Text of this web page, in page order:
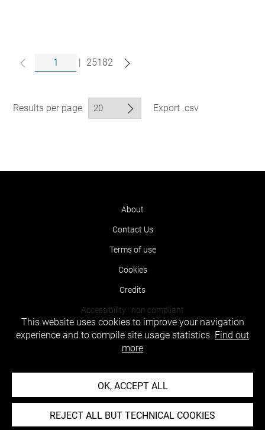
| 25182
Results per page Export .csv
About
Contact Us
Terms of use
Cookies
Credits
Accessibility : non compliant
This website uses cookies to improve your navigation
experience and to compile site usage statistics. Find out
more
OK, ACCEPT ALL
REJECT ALL BUT TECHNICAL COOKIES